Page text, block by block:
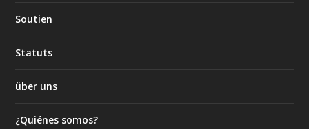
Soutien
Statuts
über uns
¿Quiénes somos?